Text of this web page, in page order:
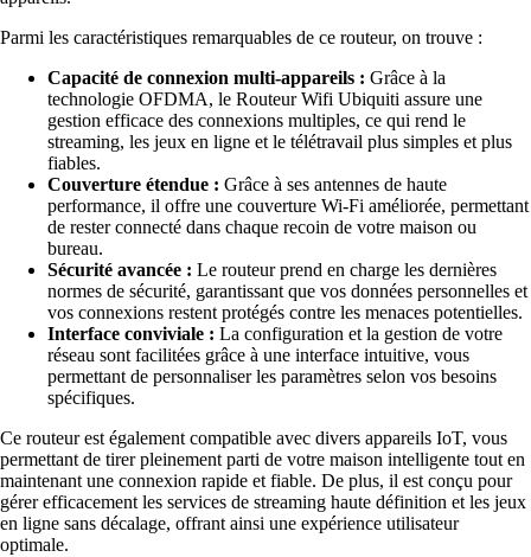
Parmi les caractéristiques remarquables de ce routeur, on trouve :
Capacité de connexion multi-appareils : Grâce à la
technologie OFDMA, le Routeur Wifi Ubiquiti assure une
gestion efficace des connexions multiples, ce qui rend le
streaming, les jeux en ligne et le télétravail plus simples et plus
fiables.
Couverture étendue : Grâce à ses antennes de haute
performance, il offre une couverture Wi-Fi améliorée, permettant
de rester connecté dans chaque recoin de votre maison ou
bureau.
Sécurité avancée : Le routeur prend en charge les dernières
normes de sécurité, garantissant que vos données personnelles et
vos connexions restent protégés contre les menaces potentielles.
Interface conviviale : La configuration et la gestion de votre
réseau sont facilitées grâce à une interface intuitive, vous
permettant de personnaliser les paramètres selon vos besoins
spécifiques.
Ce routeur est également compatible avec divers appareils IoT, vous
permettant de tirer pleinement parti de votre maison intelligente tout en
maintenant une connexion rapide et fiable. De plus, il est conçu pour
gérer efficacement les services de streaming haute définition et les jeux
en ligne sans décalage, offrant ainsi une expérience utilisateur
optimale.